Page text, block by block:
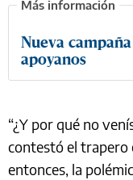
Nueva
apoyanos
“¿Y por qué no
contestó el trapero
entonces, la